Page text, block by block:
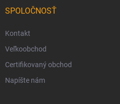
SPOLOČNOSŤ
Kontakt
Veľkoobchod
Certifikovaný obchod
Napíšte nám